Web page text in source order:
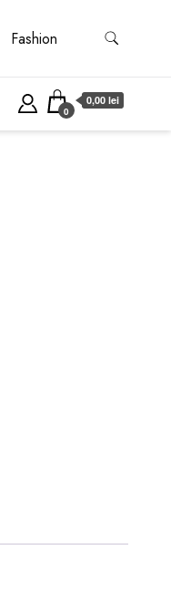
Fashion
0
0,00 lei